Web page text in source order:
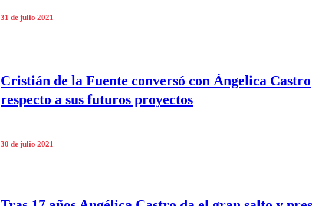
31 de julio 2021
Cristián de la Fuente conversó con Ángelica Castro
respecto a sus futuros proyectos
30 de julio 2021